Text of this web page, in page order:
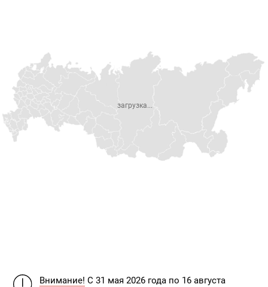
Внимание! С 31 мая 2026 года по 16 августа
загрузка...